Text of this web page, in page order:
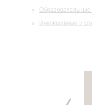
Инклюзивные и